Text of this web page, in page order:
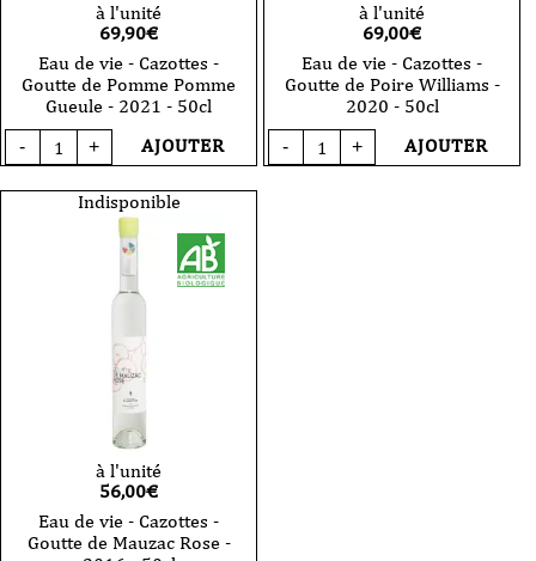
à l'unité
69,90€
Eau de vie - Cazottes -
Goutte de Pomme Pomme
Gueule - 2021 - 50cl
-
quantité
de
de
+ AJOUTER
à l'unité
69,00€
Eau de vie - Cazottes -
Goutte de Poire Williams -
2020 - 50cl
-
quantité
de
+ AJOUTER
Indisponible
à l'unité
56,00€
Eau de vie - Cazottes -
Goutte de Mauzac Rose -